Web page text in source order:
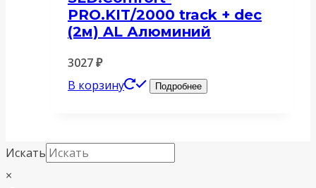
PRO.KIT/2000 track + dec
(2м) AL Алюминий
3027₽
В корзину
Подробнее
Искать
×